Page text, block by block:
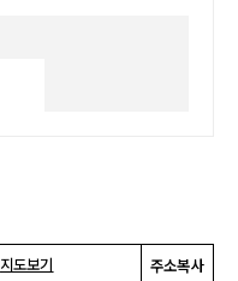
지도보기 주소복사